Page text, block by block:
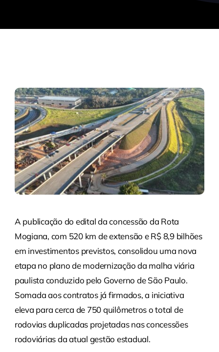
A publicação do edital da concessão da Rota
Mogiana, com 520 km de extensão e R$ 8,9 bilhões
em investimentos previstos, consolidou uma nova
etapa no plano de modernização da malha viária
paulista conduzido pelo Governo de São Paulo.
Somada aos contratos já firmados, a iniciativa
eleva para cerca de 750 quilômetros o total de
rodovias duplicadas projetadas nas concessões
rodoviárias da atual gestão estadual.